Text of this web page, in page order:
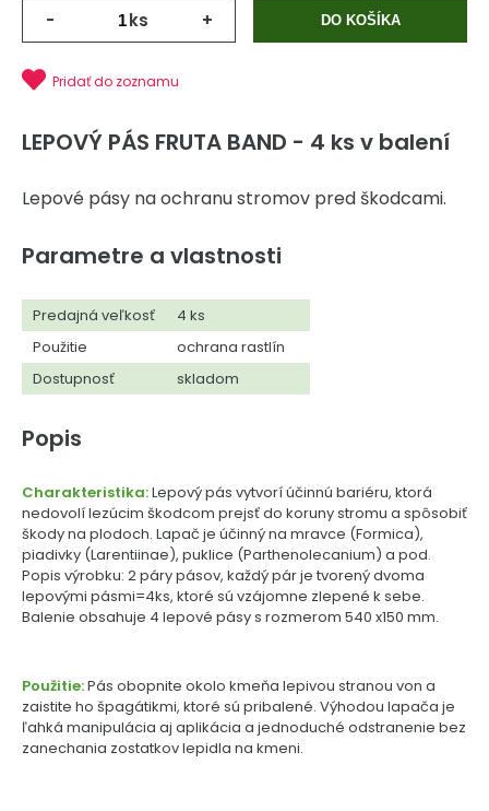
- ks + DO KOŠÍKA
Pridať do zoznamu
LEPOVÝ PÁS FRUTA BAND - 4 ks v balení
Lepové pásy na ochranu stromov pred škodcami.
Parametre a vlastnosti
Predajná veľkosť
4 ks
Použitie
ochrana rastlín
Dostupnosť
skladom
Popis
Charakteristika:Lepový pás vytvorí účinnú bariéru, ktorá
nedovolí lezúcim škodcom prejsť do koruny stromu a spôsobiť
škody na plodoch. Lapač je účinný na mravce (Formica),
piadivky (Larentiinae), puklice (Parthenolecanium) a pod.
Popis výrobku: 2 páry pásov, každý pár je tvorený dvoma
lepovými pásmi=4ks, ktoré sú vzájomne zlepené k sebe.
Balenie obsahuje 4 lepové pásy s rozmerom 540 x150 mm.
Použitie:Pás obopnite okolo kmeňa lepivou stranou von a
zaistite ho špagátikmi, ktoré sú pribalené. Výhodou lapača je
ľahká manipulácia aj aplikácia a jednoduché odstranenie bez
zanechania zostatkov lepidla na kmeni.